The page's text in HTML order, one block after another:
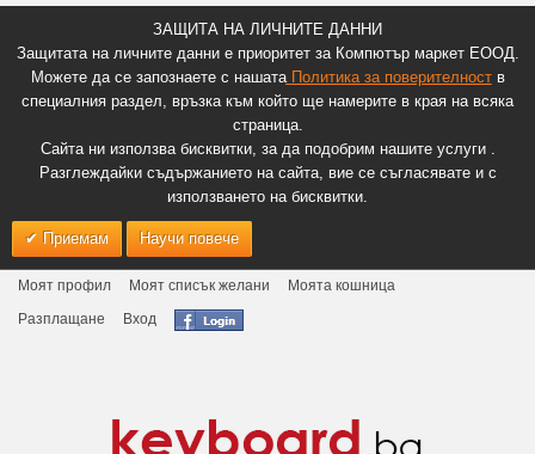
ЗАЩИТА НА ЛИЧНИТЕ ДАННИ
Защитата на личните данни е приоритет за Компютър маркет ЕООД.
Можете да се запознаете с нашатаПолитика за поверителноств
специалния раздел, връзка към който ще намерите в края на всяка
страница.
Сайта ни използва бисквитки, за да подобрим нашите услуги .
Разглеждайки съдържанието на сайта, вие се съгласявате и с
използването на бисквитки.
Приемам Научи повече
Моят профил Моят списък желани
Моята кошница
Разплащане
Вход